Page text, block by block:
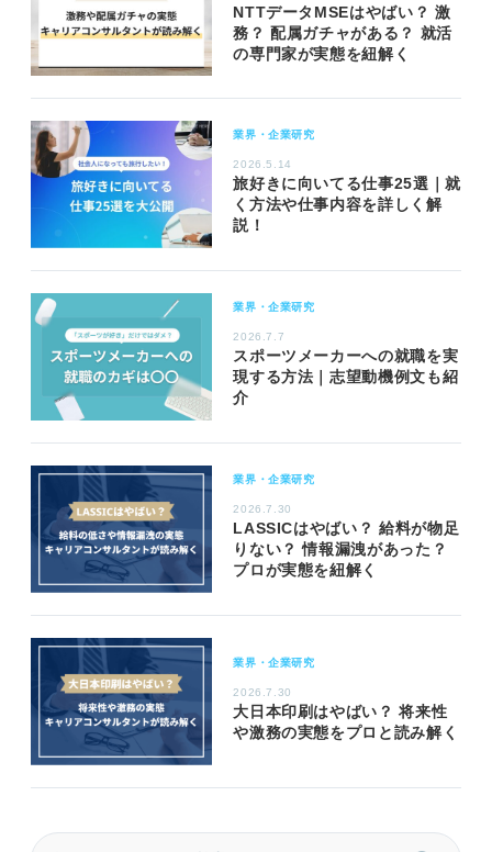
NTTデータMSEはやばい？ 激
務？ 配属ガチャがある？ 就活
の専門家が実態を紐解く
業界・企業研究
2026.5.14
旅好きに向いてる仕事25選｜就
く方法や仕事内容を詳しく解
説！
業界・企業研究
2026.7.7
スポーツメーカーへの就職を実
現する方法｜志望動機例文も紹
介
業界・企業研究
2026.7.30
LASSICはやばい？ 給料が物足
りない？ 情報漏洩があった？
プロが実態を紐解く
業界・企業研究
2026.7.30
大日本印刷はやばい？ 将来性
や激務の実態をプロと読み解く